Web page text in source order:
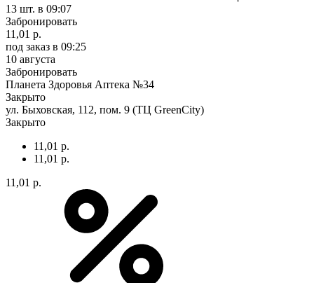
13 шт. в 09:07
Забронировать
11,01 р.
под заказ в 09:25
10 августа
Забронировать
Планета Здоровья Аптека №34
Закрыто
ул. Быховская, 112, пом. 9 (ТЦ GreenCity)
Закрыто
11,01 р.
11,01 р.
11,01 р.